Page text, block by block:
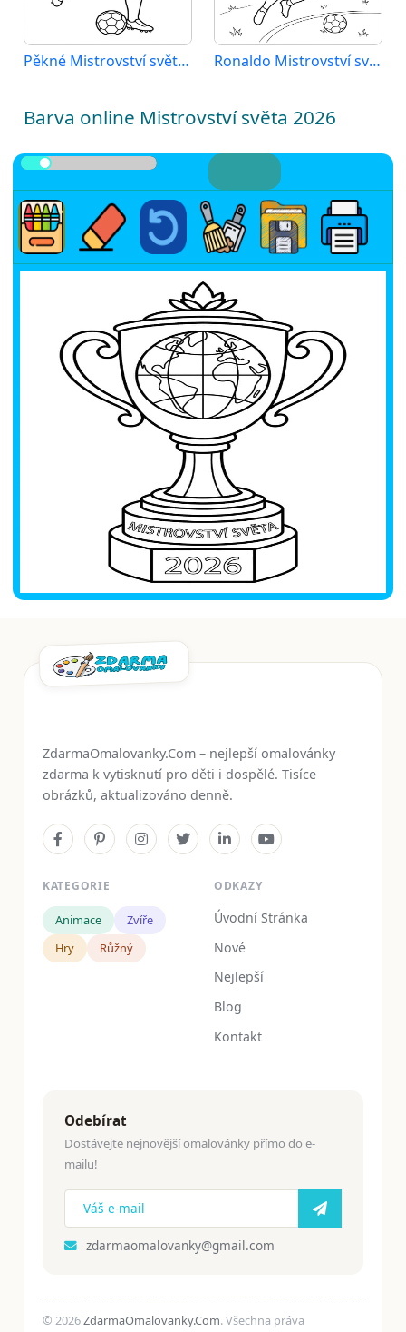
Pěkné Mistrovství světa 2026 Ronaldo Mistrovství světa 2026
Barva online Mistrovství světa 2026
ZdarmaOmalovanky.Com – nejlepší omalovánky
zdarma k vytisknutí pro děti i dospělé. Tisíce
obrázků, aktualizováno denně.
KATEGORIE
Animace
Zvíře
Hry
Růžný
ODKAZY
Úvodní Stránka
Nové
Nejlepší
Blog
Kontakt
Odebírat
Dostávejte nejnovější omalovánky přímo do e-
mailu!
zdarmaomalovanky@gmail.com
© 2026ZdarmaOmalovanky.Com. Všechna práva